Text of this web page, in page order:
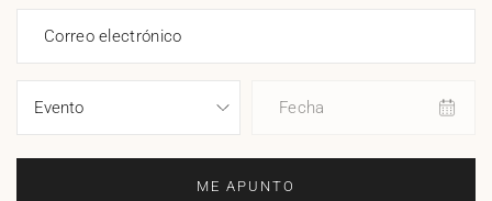
Correo electrónico
Fecha
ME APUNTO